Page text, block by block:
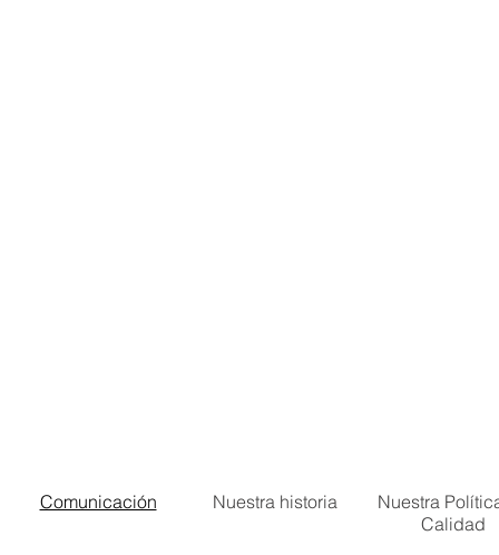
Nuestra historia
Nuestra
Calidad
Comunicación